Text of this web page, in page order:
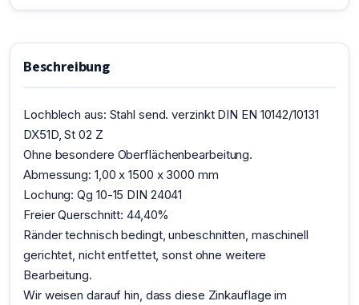
Beschreibung
Lochblech aus: Stahl send. verzinkt DIN EN 10142/10131
DX51D, St 02 Z
Ohne besondere Oberflächenbearbeitung.
Abmessung: 1,00 x 1500 x 3000 mm
Lochung: Qg 10-15 DIN 24041
Freier Querschnitt: 44,40%
Ränder technisch bedingt, unbeschnitten, maschinell
gerichtet, nicht entfettet, sonst ohne weitere
Bearbeitung.
Wir weisen darauf hin, dass diese Zinkauflage im